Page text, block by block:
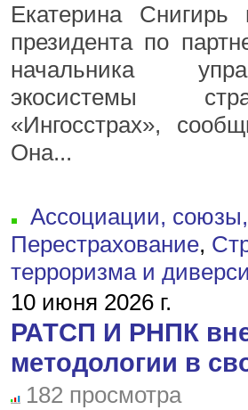
Екатерина Снигирь
президента по
начальника
экосистемы
«Ингосстрах»,
Она...
Ассоциации,
Перестрахование,
терроризма и
10 июня 2026 г.
РАТСП И РНПК
методологии в
182 просмотра